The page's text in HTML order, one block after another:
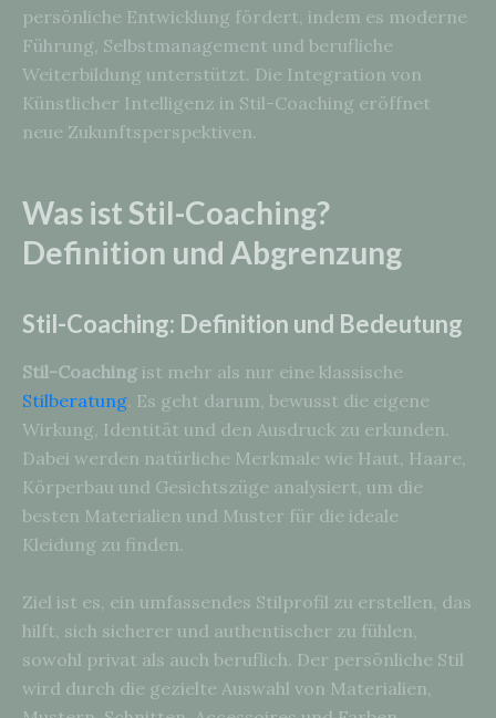
persönliche Entwicklung fördert, indem es moderne
Führung, Selbstmanagement und berufliche
Weiterbildung unterstützt. Die Integration von
Künstlicher Intelligenz in Stil-Coaching eröffnet
neue Zukunftsperspektiven.
Was ist Stil-Coaching?
Definition und Abgrenzung
Stil-Coaching: Definition und Bedeutung
Stil-Coaching ist mehr als nur eine klassische
Stilberatung. Es geht darum, bewusst die eigene
Wirkung, Identität und den Ausdruck zu erkunden.
Dabei werden natürliche Merkmale wie Haut, Haare,
Körperbau und Gesichtszüge analysiert, um die
besten Materialien und Muster für die ideale
Kleidung zu finden.
Ziel ist es, ein umfassendes Stilprofil zu erstellen, das
hilft, sich sicherer und authentischer zu fühlen,
sowohl privat als auch beruflich. Der persönliche Stil
wird durch die gezielte Auswahl von Materialien,